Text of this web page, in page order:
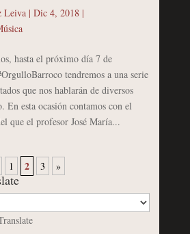
Leiva| Dic 4, 2018|
hasta el próximo día 7 de
tendremos a una serie
que nos hablarán de diversos
En esta ocasión contamos con el
que el profesor José María...
1 2 3 »